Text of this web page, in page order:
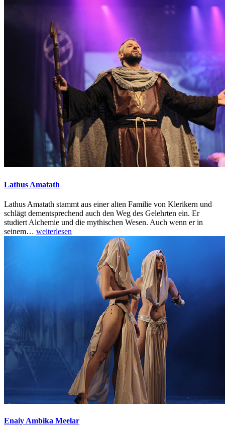
Lathus Amatath
Lathus Amatath stammt aus einer alten Familie von Klerikern und
schlägt dementsprechend auch den Weg des Gelehrten ein. Er
studiert Alchemie und die mythischen Wesen. Auch wenn er in
seinem… weiterlesen
Enaiy Ambika Meelar